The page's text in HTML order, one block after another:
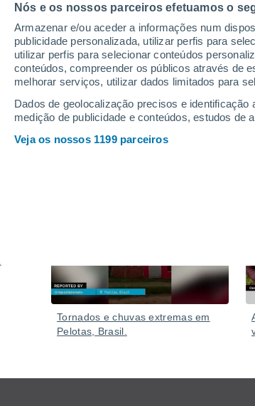
Nós e os nossos parceiros efetuamos o
Armazenar e/ou aceder a informações num
publicidade personalizada, utilizar perfis para
utilizar perfis para selecionar conteúdos
conteúdos, compreender os públicos através de
melhorar serviços, utilizar dados limitados para
Dados de geolocalização precisos e
medição de publicidade e conteúdos, estudos de
Veja os nossos 1199 parceiros
Chuvas
catastróficas em
Equipes de emergência estão
transporte foi severamente afetado. As
Tornados e chuvas extremas em
Pelotas, Brasil.